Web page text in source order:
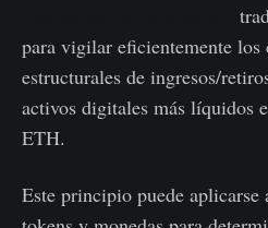
para vigilar eficientemente los
estructurales de ingresos/
activos digitales más líquidos
ETH.
Este principio puede